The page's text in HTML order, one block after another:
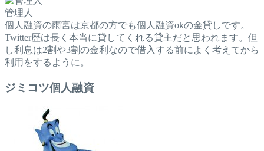
管理人
個人融資の雨宮は京都の方でも個人融資okの金貸しです。
Twitter歴は長く本当に貸してくれる貸主だと思われます。但
し利息は2割や3割の金利なので借入する前によく考えてから
利用をするように。
ジミコツ個人融資